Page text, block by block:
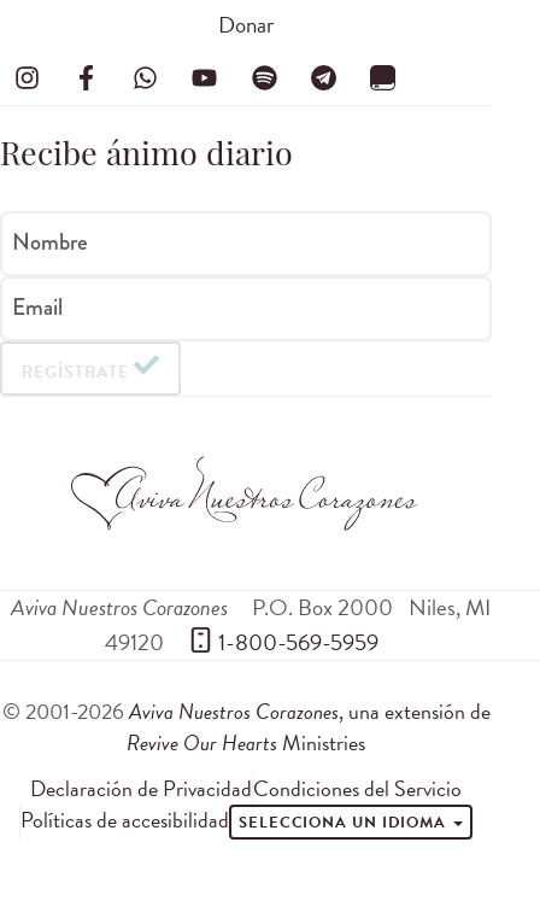
Donar
Recibe ánimo diario
Nombre
Email
REGÍSTRATE
Aviva Nuestros Corazones P.O. Box 2000 Niles,MI
49120
1-800-569-5959
© 2001-2026Aviva Nuestros Corazones, una extensión de
Revive Our Hearts Ministries
Declaración de PrivacidadCondiciones del Servicio
Políticas de accesibilidad SELECCIONA UN IDIOMA